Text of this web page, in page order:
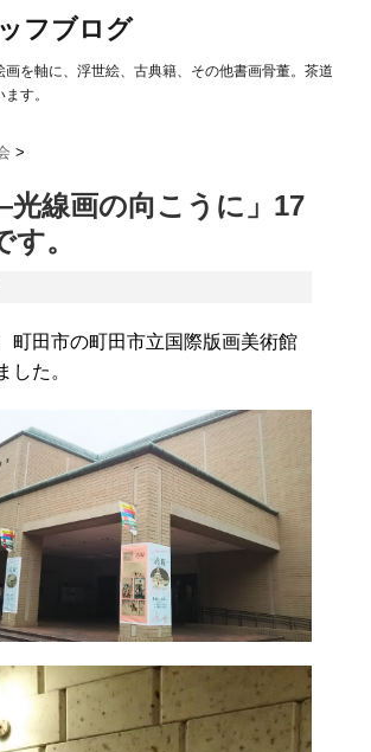
フブログ
画を軸に、浮世絵、古典籍、その他書画骨董。茶道
す。
>
光線画の向こうに」17
す。
町田市の町田市立国際版画美術館
した。